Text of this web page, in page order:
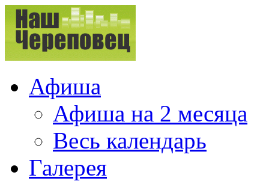
Афиша
Афиша на 2 месяца
Весь календарь
Галерея